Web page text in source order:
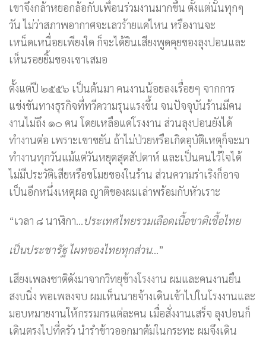
เขาจึงกล้าหยอกล้อกับเพื่อนร่วมงานมากขึ้น ตั้งแต่นั้นทุกๆ
วัน ไม่ว่าสภาพอากาศจะเลวร้ายแค่ไหน หรืองานจะ
เหน็ดเหนื่อยเพียงใด ก็จะได้ยินเสียงพูดคุยของลุงปอนและ
เห็นรอยยิ้มของเขาเสมอ
ตั้งแต่ปี ๒๕๕๖ เป็นต้นมา คนงานน้อยลงเรื่อยๆ จากการ
แข่งขันทางธุรกิจที่ทวีความรุนแรงขึ้น จนปัจจุบันร้านมีคน
งานไม่ถึง ๑๐ คน โดยเหลือแค่โรงงาน ส่วนลุงปอนยังได้
ทำงานต่อ เพราะเขาขยัน ถ้าไม่ป่วยหรือเกิดอุบัติเหตุก็จะมา
ทำงานทุกวันแม้แต่วันหยุดสุดสัปดาห์ และเป็นคนไว้ใจได้
ไม่มีประวัติเสียหรือขโมยของในร้าน ส่วนความร่าเริงก็อาจ
เป็นอีกหนึ่งเหตุผล ญาติของผมเล่าพร้อมกับหัวเราะ
“เวลา ๘ นาฬิกา…ประเทศไทยรวมเลือดเนื้อชาติเชื้อไทย
เป็นประชารัฐ ไผทของไทยทุกส่วน…”
เสียงเพลงชาติดังมาจากวิทยุข้างโรงงาน ผมและคนงานยืน
สงบนิ่ง พอเพลงจบ ผมเห็นนายจ้างเดินเข้าไปในโรงงานและ
มอบหมายงานให้กรรมกรแต่ละคน เมื่อสั่งงานเสร็จ ลุงปอนก็
เดินตรงไปที่ครัว นำรำข้าวออกมาต้มในกระทะ ผมจึงเดิน